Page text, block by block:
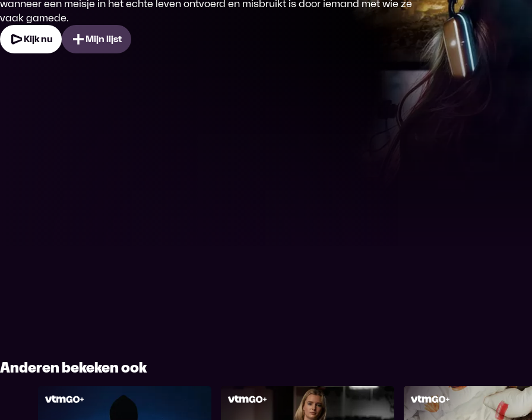
wanneer een meisje in het echte leven ontvoerd en misbruikt is door iemand met wie ze
vaak gamede.
Kijk nu Mijn lijst
Anderen bekeken ook